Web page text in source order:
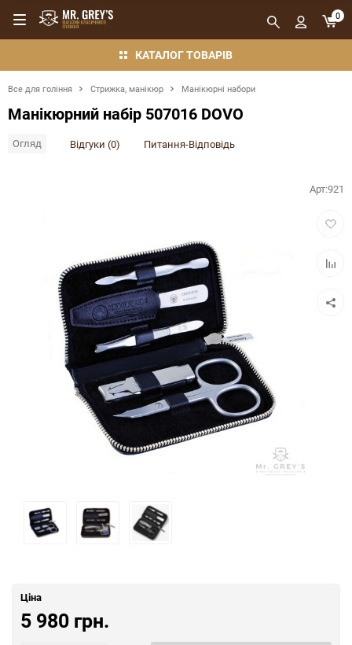
КАТАЛОГ ТОВАРІВ
0
Все для гоління Стрижка, манікюр Манікюрні набори
Манікюрний набір 507016 DOVO
Огляд Відгуки (0) Питання-Відповідь
Арт:921
Ціна
5 980 грн.